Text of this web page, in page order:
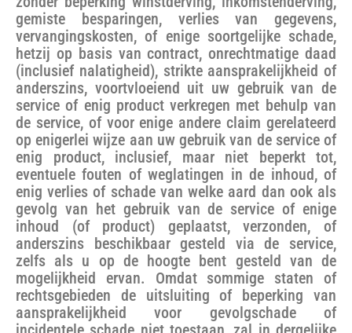
gemiste besparingen, verlies van gegevens,
vervangingskosten, of enige soortgelijke schade,
hetzij op basis van contract, onrechtmatige daad
(inclusief nalatigheid), strikte aansprakelijkheid of
anderszins, voortvloeiend uit uw gebruik van de
service of enig product verkregen met behulp van
de service, of voor enige andere claim gerelateerd
op enigerlei wijze aan uw gebruik van de service of
enig product, inclusief, maar niet beperkt tot,
eventuele fouten of weglatingen in de inhoud, of
enig verlies of schade van welke aard dan ook als
gevolg van het gebruik van de service of enige
inhoud (of product) geplaatst, verzonden, of
anderszins beschikbaar gesteld via de service,
zelfs als u op de hoogte bent gesteld van de
mogelijkheid ervan. Omdat sommige staten of
rechtsgebieden de uitsluiting of beperking van
aansprakelijkheid voor gevolgschade of